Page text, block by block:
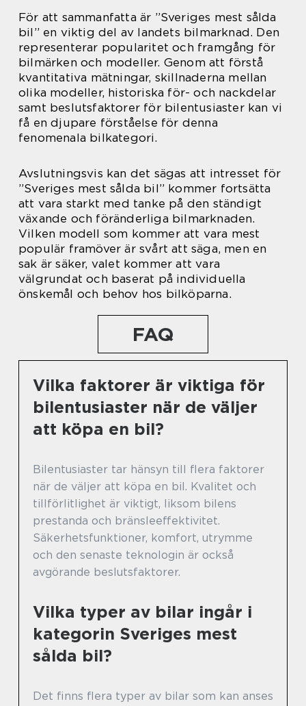
För att sammanfatta är ”Sveriges mest sålda
bil” en viktig del av landets bilmarknad. Den
representerar popularitet och framgång för
bilmärken och modeller. Genom att förstå
kvantitativa mätningar, skillnaderna mellan
olika modeller, historiska för- och nackdelar
samt beslutsfaktorer för bilentusiaster kan vi
få en djupare förståelse för denna
fenomenala bilkategori.
Avslutningsvis kan det sägas att intresset för
”Sveriges mest sålda bil” kommer fortsätta
att vara starkt med tanke på den ständigt
växande och föränderliga bilmarknaden.
Vilken modell som kommer att vara mest
populär framöver är svårt att säga, men en
sak är säker, valet kommer att vara
välgrundat och baserat på individuella
önskemål och behov hos bilköparna.
FAQ
Vilka faktorer är viktiga för
bilentusiaster när de väljer
att köpa en bil?
Bilentusiaster tar hänsyn till flera faktorer
när de väljer att köpa en bil. Kvalitet och
tillförlitlighet är viktigt, liksom bilens
prestanda och bränsleeffektivitet.
Säkerhetsfunktioner, komfort, utrymme
och den senaste teknologin är också
avgörande beslutsfaktorer.
Vilka typer av bilar ingår i
kategorin Sveriges mest
sålda bil?
Det finns flera typer av bilar som kan anses